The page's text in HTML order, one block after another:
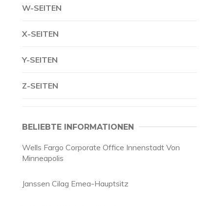
W-SEITEN
X-SEITEN
Y-SEITEN
Z-SEITEN
BELIEBTE INFORMATIONEN
Wells Fargo Corporate Office Innenstadt Von
Minneapolis
Janssen Cilag Emea-Hauptsitz